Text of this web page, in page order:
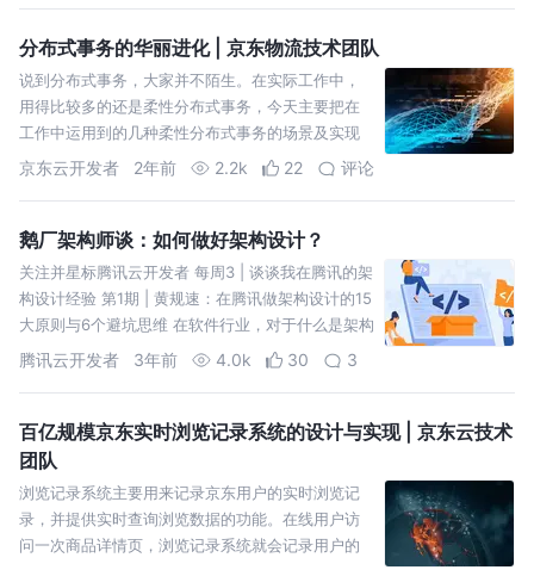
分布式事务的华丽进化 | 京东物流技术团队
说到分布式事务，大家并不陌生。在实际工作中，
用得比较多的还是柔性分布式事务，今天主要把在
工作中运用到的几种柔性分布式事务的场景及实现
方式做一个简单介绍，也可以看做是柔性分布式事
京东云开发者 2年前 2.2k 22 评论
鹅厂架构师谈：如何做好架构设计？
关注并星标腾讯云开发者 每周3 | 谈谈我在腾讯的架
构设计经验 第1期 | 黄规速：在腾讯做架构设计的15
大原则与6个避坑思维 在软件行业，对于什么是架构
一直有很多的争论，每个人都有自己的理解。不同
腾讯云开发者 3年前 4.0k 30 3
百亿规模京东实时浏览记录系统的设计与实现 | 京东云技术
团队
浏览记录系统主要用来记录京东用户的实时浏览记
录，并提供实时查询浏览数据的功能。在线用户访
问一次商品详情页，浏览记录系统就会记录用户的